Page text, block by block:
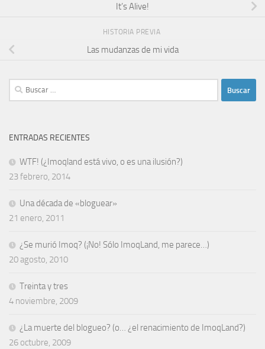
It’s Alive!
HISTORIA PREVIA
Las mudanzas de mi vida
Buscar:
ENTRADAS RECIENTES
WTF! (¿Imoqland está vivo, o es una ilusión?)
23 febrero, 2014
Una década de «bloguear»
21 enero, 2011
¿Se murió Imoq? (¡No! Sólo ImoqLand, me parece…)
20 agosto, 2010
Treinta y tres
4 noviembre, 2009
¿La muerte del blogueo? (o… ¿el renacimiento de ImoqLand?)
26 octubre, 2009